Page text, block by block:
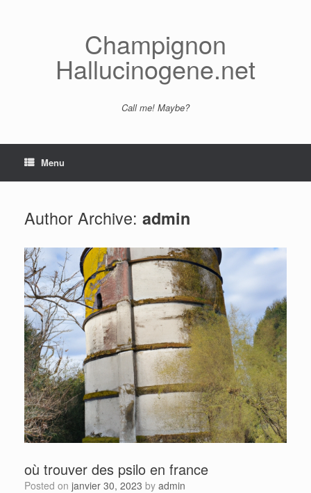
Champignon
Hallucinogene.net
Call me! Maybe?
Menu
Author Archive: admin
où trouver des psilo en france
Posted on janvier 30, 2023 by admin